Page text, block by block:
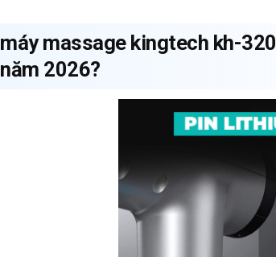
máy massage kingtech kh-320
năm 2026?